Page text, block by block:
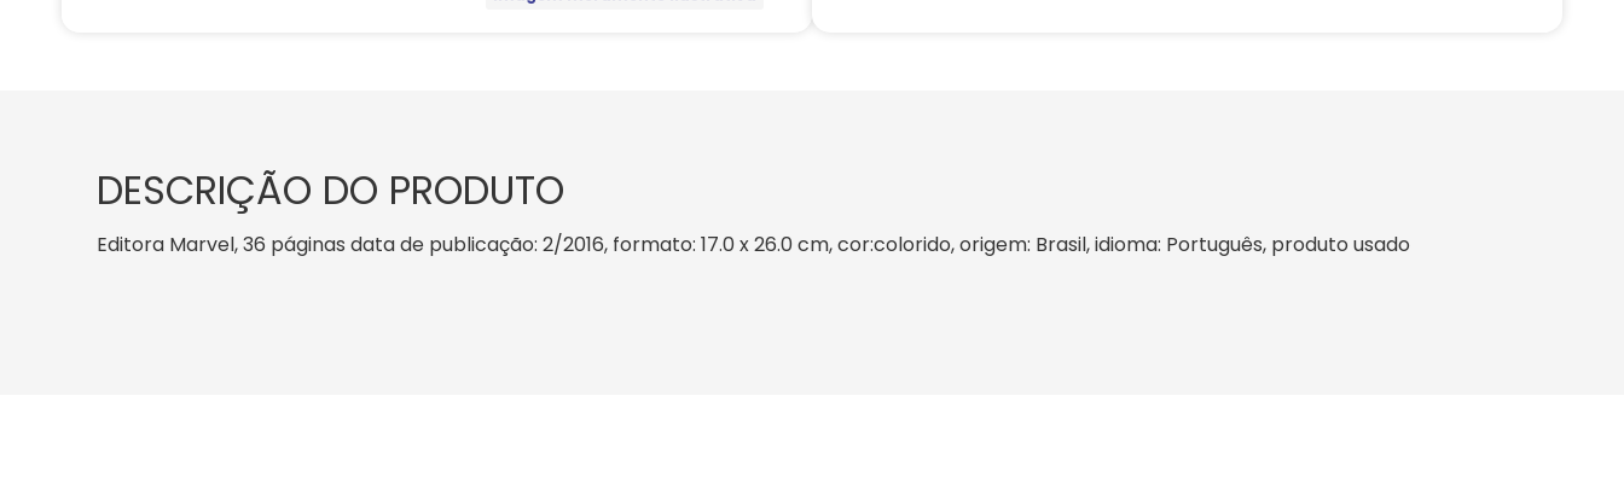
DESCRIÇÃO DO PRODUTO
Editora Marvel, 36 páginas data de publicação: 2/2016, formato: 17.0 x 26.0 cm, cor:colorido, origem: Brasil, idioma: Português, produto usado